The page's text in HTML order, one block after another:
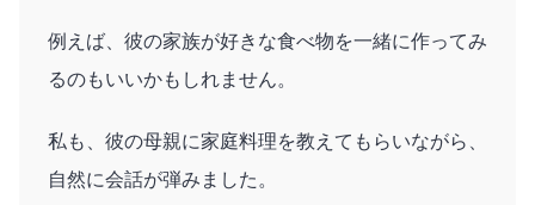
例えば、彼の家族が好きな食べ物を一緒に作ってみ
るのもいいかもしれません。
私も、彼の母親に家庭料理を教えてもらいながら、
自然に会話が弾みました。